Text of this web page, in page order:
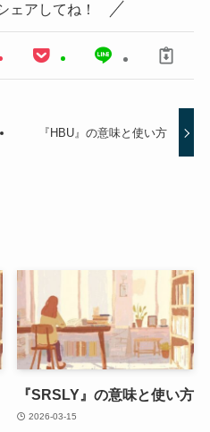
ェアしてね！
『HBU』の意味と使い方
『SRSLY』の意味と使い方
2026-03-15